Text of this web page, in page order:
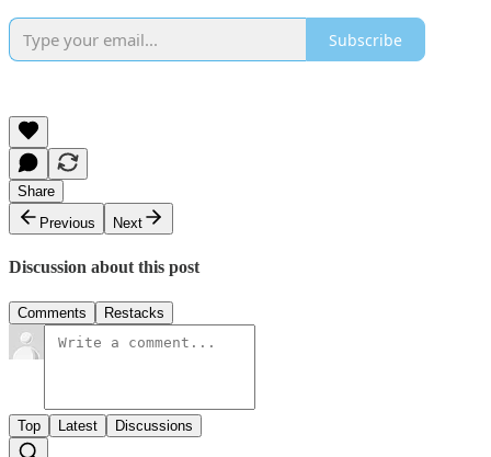
Subscribe
Share
Previous
Next
Discussion about this post
Comments Restacks
Top Latest Discussions